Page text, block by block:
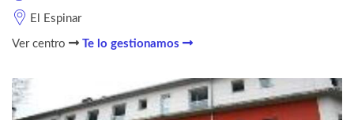
El Espinar
Ver centro Te lo gestionamos